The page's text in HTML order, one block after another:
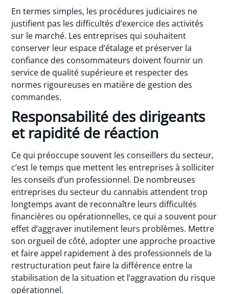
En termes simples, les procédures judiciaires ne
justifient pas les difficultés d’exercice des activités
sur le marché. Les entreprises qui souhaitent
conserver leur espace d’étalage et préserver la
confiance des consommateurs doivent fournir un
service de qualité supérieure et respecter des
normes rigoureuses en matière de gestion des
commandes.
Responsabilité des dirigeants
et rapidité de réaction
Ce qui préoccupe souvent les conseillers du secteur,
c’est le temps que mettent les entreprises à solliciter
les conseils d’un professionnel. De nombreuses
entreprises du secteur du cannabis attendent trop
longtemps avant de reconnaître leurs difficultés
financières ou opérationnelles, ce qui a souvent pour
effet d’aggraver inutilement leurs problèmes. Mettre
son orgueil de côté, adopter une approche proactive
et faire appel rapidement à des professionnels de la
restructuration peut faire la différence entre la
stabilisation de la situation et l’aggravation du risque
opérationnel.